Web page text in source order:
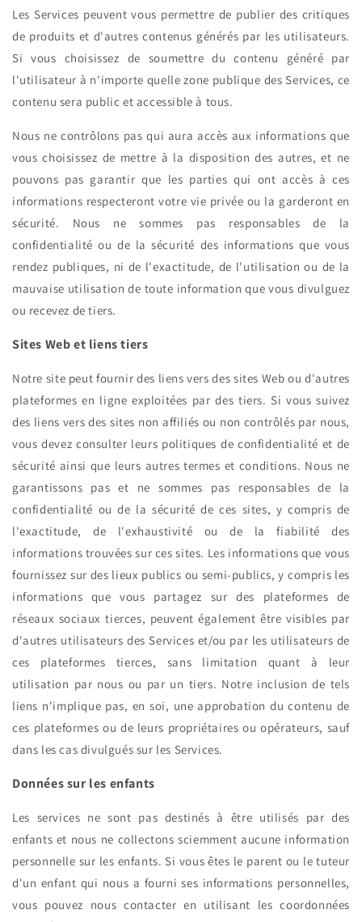
Les Services peuvent vous permettre de publier des critiques
de produits et d'autres contenus générés par les utilisateurs.
Si vous choisissez de soumettre du contenu généré par
l'utilisateur à n'importe quelle zone publique des Services, ce
contenu sera public et accessible à tous.
Nous ne contrôlons pas qui aura accès aux informations que
vous choisissez de mettre à la disposition des autres, et ne
pouvons pas garantir que les parties qui ont accès à ces
informations respecteront votre vie privée ou la garderont en
sécurité. Nous ne sommes pas responsables de la
confidentialité ou de la sécurité des informations que vous
rendez publiques, ni de l'exactitude, de l'utilisation ou de la
mauvaise utilisation de toute information que vous divulguez
ou recevez de tiers.
Sites Web et liens tiers
Notre site peut fournir des liens vers des sites Web ou d'autres
plateformes en ligne exploitées par des tiers. Si vous suivez
des liens vers des sites non affiliés ou non contrôlés par nous,
vous devez consulter leurs politiques de confidentialité et de
sécurité ainsi que leurs autres termes et conditions. Nous ne
garantissons pas et ne sommes pas responsables de la
confidentialité ou de la sécurité de ces sites, y compris de
l'exactitude, de l'exhaustivité ou de la fiabilité des
informations trouvées sur ces sites. Les informations que vous
fournissez sur des lieux publics ou semi-publics, y compris les
informations que vous partagez sur des plateformes de
réseaux sociaux tierces, peuvent également être visibles par
d'autres utilisateurs des Services et/ou par les utilisateurs de
ces plateformes tierces, sans limitation quant à leur
utilisation par nous ou par un tiers. Notre inclusion de tels
liens n'implique pas, en soi, une approbation du contenu de
ces plateformes ou de leurs propriétaires ou opérateurs, sauf
dans les cas divulgués sur les Services.
Données sur les enfants
Les services ne sont pas destinés à être utilisés par des
enfants et nous ne collectons sciemment aucune information
personnelle sur les enfants. Si vous êtes le parent ou le tuteur
d'un enfant qui nous a fourni ses informations personnelles,
vous pouvez nous contacter en utilisant les coordonnées